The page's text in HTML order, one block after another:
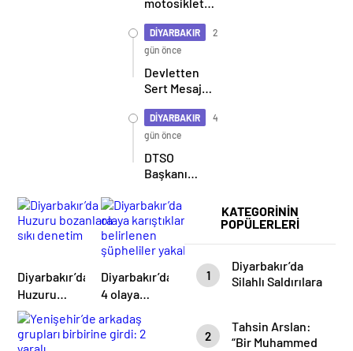
çarpma anı
kameralara
yansıdı
DİYARBAKIR
2
gün önce
Devletten
Sert Mesaj:
Bir Durum
Yok!
DİYARBAKIR
4
gün önce
DTSO
Başkanı
yıllık
çatışma
bitiyor,
şimdi
demokratikleşme
ve kalkınma
zamanı
KATEGORİNİN
POPÜLERLERİ
1
Diyarbakır’da
Silahlı Saldırılara
Tutuklandı
2
Tahsin Arslan:
“Bir Muhammed
Diyarbakır’da
Huzuru
bozanlara
sıkı denetim
Diyarbakır’da
4 olaya
karıştıkları
belirlenen